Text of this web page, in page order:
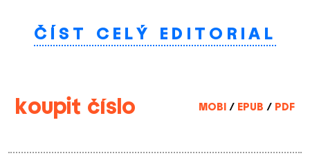
ČÍST CELÝ EDITORIAL
koupit číslo MOBI / EPUB / PDF